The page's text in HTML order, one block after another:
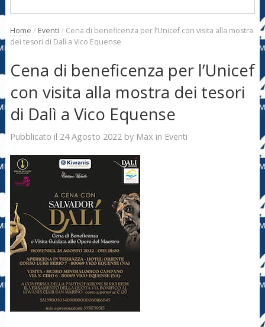
Home / Eventi / Cena di beneficenza per l’Unicef con visita alla mostra
dei tesori di Dalì a Vico Equense
Cena di beneficenza per l’Unicef
con visita alla mostra dei tesori
di Dalì a Vico Equense
Pubblicato il 24 Agosto 2022by Max in Eventi